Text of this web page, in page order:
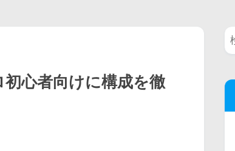
心者向けに構成を徹